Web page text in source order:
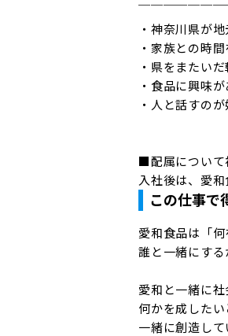
￣￣￣￣￣￣
・神奈川県が地
・家族との時
・県をまたい
・食品に興味が
・人と話すのが
■配属について
入社後は、愛和
この仕事で
愛和食品は「
誰と一緒にする
愛和と一緒に
何かを成した
一緒に創造して